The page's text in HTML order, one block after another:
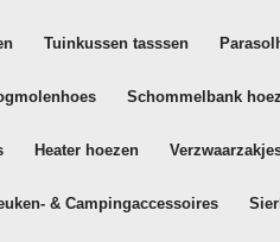
Tuinkussen tasssen
Schommelbank
Heater hoezen
& Campingaccessoires